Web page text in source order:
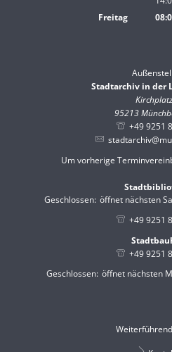
Freitag
Stadtarchiv in der
95213
+49 9251
Um vorherige
Klicken, um weitere Öffnungs-
Geschlossen: öffnet nächsten
+49 9251
+49 9251
Klicken, um weitere Öffnungs-
Geschlossen: öffnet nächsten